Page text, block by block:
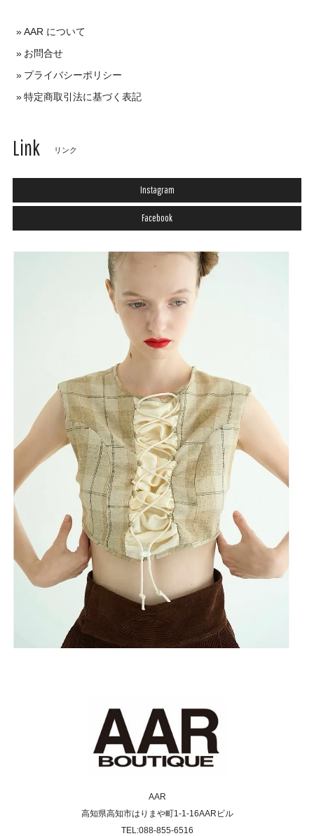
AAR について
お問合せ
プライバシーポリシー
特定商取引法に基づく表記
Link リンク
Instagram
Facebook
AAR
高知県高知市はりまや町1-1-16AARビル
TEL:088-855-6516